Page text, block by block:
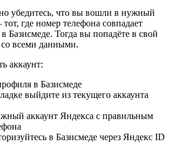
убедитесь, что вы вошли в нужный
где номер телефона совпадает
Базисмеде. Тогда вы попадёте в свой
всеми данными.
аккаунт:
в Базисмеде
выйдите из текущего аккаунта
аккаунт Яндекса с правильным
в Базисмеде через Яндекс ID